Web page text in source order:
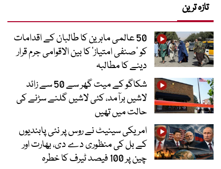
تازہ ترین
50 عالمی ماہرین کا طالبان کے اقدامات
کو ’صنفی امتیاز‘ کا بین الاقوامی جرم قرار
دینے کا مطالبہ
شکاگو کے میت گھر سے 50 سے زائد
لاشیں برآمد، کئی لاشیں گلنے سڑنے کی
حالت میں تھیں
امریکی سینیٹ نے روس پر نئی پابندیوں
کے بل کی منظوری دے دی، بھارت اور
چین پر 100 فیصد ٹیرف کا خطرہ